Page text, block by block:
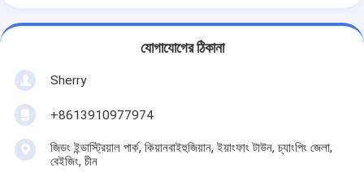
যোগাযোগের ঠিকানা
Sherry
+8613910977974
জিডং ইন্ডাস্ট্রিয়াল পার্ক, কিয়ানবাইহুজিয়ান, ইয়াংফাং টাউন, চ্যাংপিং জেলা,
বেইজিং, চীন